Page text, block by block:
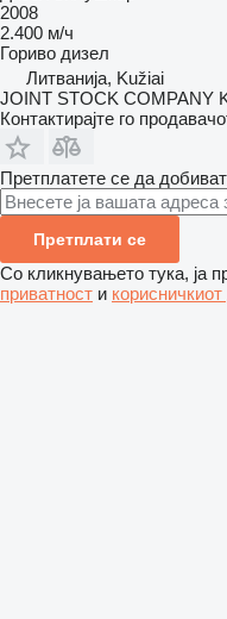
2008
2.400 м/ч
Гориво дизел
Литванија, Kužiai
JOINT STOCK COMPANY
Контактирајте го
Претплатете се да
Претплати се
Со кликнувањето тука, ја
приватност и